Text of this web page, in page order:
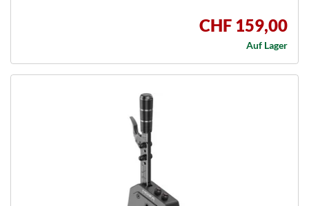
CHF 159,00
Auf Lager